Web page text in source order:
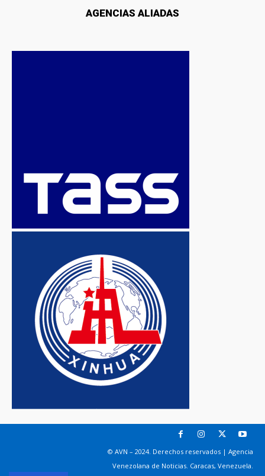
AGENCIAS ALIADAS
© AVN – 2024. Derechos reservados | Agencia
Venezolana de Noticias. Caracas, Venezuela.